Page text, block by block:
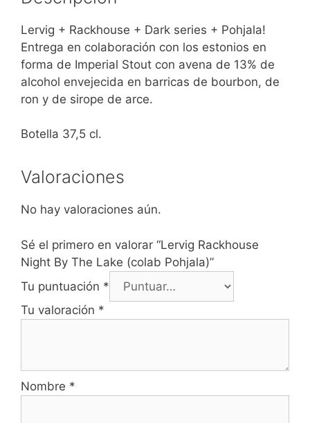
Lervig + Rackhouse + Dark series + Pohjala!
Entrega en colaboración con los estonios en
forma de Imperial Stout con avena de 13% de
alcohol envejecida en barricas de bourbon, de
ron y de sirope de arce.
Botella 37,5 cl.
Valoraciones
No hay valoraciones aún.
Sé el primero en valorar “Lervig Rackhouse
Night By The Lake (colab Pohjala)”
Tu puntuación *
Tu valoración *
Nombre *